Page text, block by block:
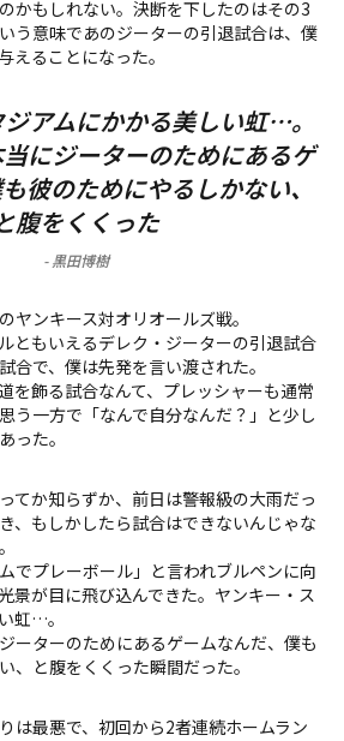
かもしれない。決断を下したのはその3
う意味であのジーターの引退試合は、僕
えることになった。
アムにかかる美しい虹…。
にジーターのためにあるゲ
彼のためにやるしかない、
腹をくくった
-黒田博樹
ンキース対オリオールズ戦。
ともいえるデレク・ジーターの引退試合
合で、僕は先発を言い渡された。
を飾る試合なんて、プレッシャーも通常
う一方で「なんで自分なんだ？」と少し
った。
てか知らずか、前日は警報級の大雨だっ
、もしかしたら試合はできないんじゃな
でプレーボール」と言われブルペンに向
景が目に飛び込んできた。ヤンキー・ス
虹…。
ーターのためにあるゲームなんだ、僕も
、と腹をくくった瞬間だった。
は最悪で、初回から2者連続ホームラン